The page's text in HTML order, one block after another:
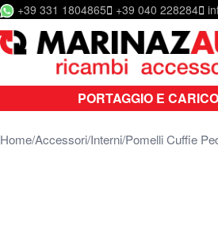
Salta al contenuto
+39 331 1804865 +39 040 228284
PORTAGGIO E CARICO
HomeAccessori Interni Pomelli Cuffie